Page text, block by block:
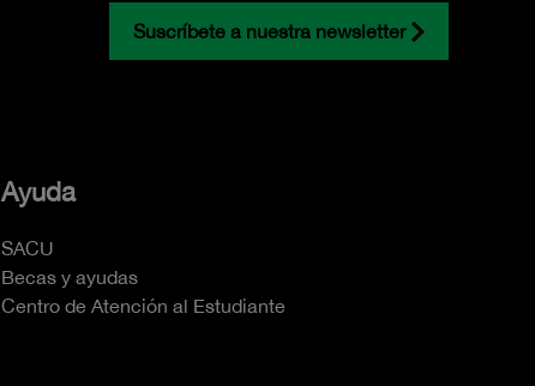
Suscríbete a nuestra newsletter
Ayuda
SACU
Becas y ayudas
Centro de Atención al Estudiante